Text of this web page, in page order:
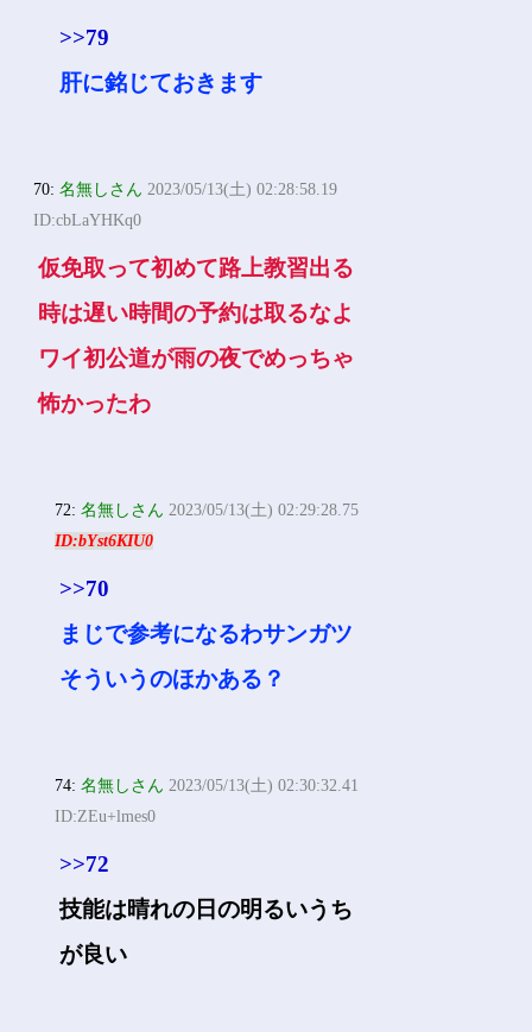
>>79
肝に銘じておきます
70:名無しさん 2023/05/13(土) 02:28:58.19
ID:cbLaYHKq0
仮免取って初めて路上教習出る
時は遅い時間の予約は取るなよ
ワイ初公道が雨の夜でめっちゃ
怖かったわ
72:名無しさん 2023/05/13(土) 02:29:28.75
ID:bYst6KIU0
>>70
まじで参考になるわサンガツ
そういうのほかある？
74:名無しさん 2023/05/13(土) 02:30:32.41
ID:ZEu+lmes0
>>72
技能は晴れの日の明るいうち
が良い